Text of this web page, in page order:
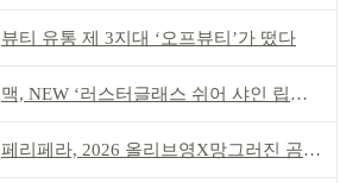
뷰티 유통 제 3지대 ‘오프뷰티’가 떴다
맥, NEW ‘러스터글래스 쉬어 샤인 립스틱’ 출시
페리페라, 2026 올리브영X망그러진 곰 콜라보